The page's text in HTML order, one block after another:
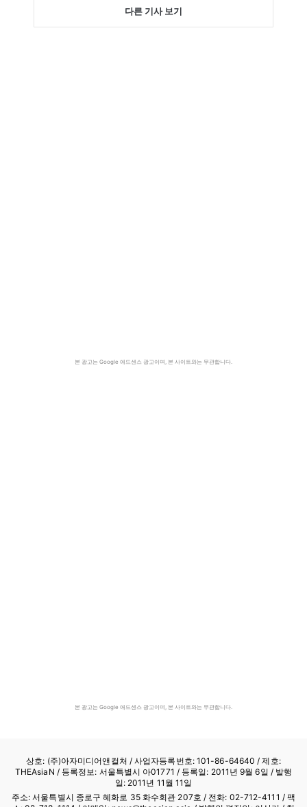
다른 기사 보기
본 광고는 Google 애드센스 광고이며, 본 사이트와는 무관합니다.
본 광고는 Google 애드센스 광고이며, 본 사이트와는 무관합니다.
상호: (주)아자미디어앤컬처 /사업자등록번호: 101-86-64640 / 제호:
THEAsiaN / 등록정보: 서울특별시 아01771 / 등록일: 2011년 9월 6일 / 발행
일: 2011년 11월 11일
주소: 서울특별시 종로구 혜화로 35 화수회관 207호 / 전화: 02-712-4111 / 팩